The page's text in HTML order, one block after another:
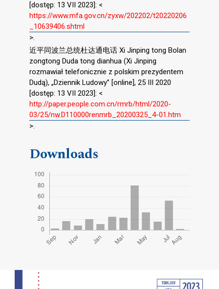
[dostęp: 13 VII 2023]: <
https://www.mfa.gov.cn/zyxw/202202/t20220206
_10639406.shtml
>.
近平同波兰总统杜达通电话 Xi Jinping tong Bolan
zongtong Duda tong dianhua (Xi Jinping
rozmawiał telefonicznie z polskim prezydentem
Dudą), „Dziennik Ludowy” [online], 25 III 2020
[dostęp: 13 VII 2023]: <
http://paper.people.com.cn/rmrb/html/2020-
03/25/nw.D110000renmrb_20200325_4-01.htm
>.
Downloads
Cover image